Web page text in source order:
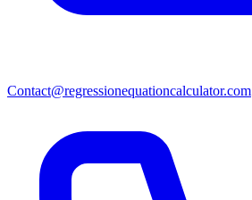
Contact@regressionequationcalculator.com